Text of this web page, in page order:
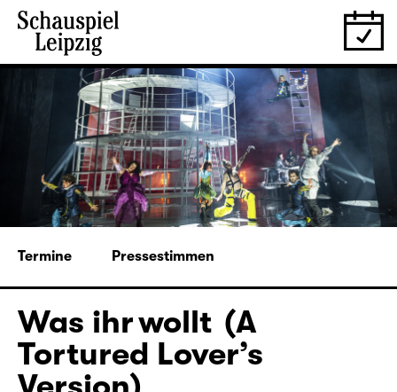
Termine Pressestimmen
Was ihr wollt (A
Tortured Lover’s